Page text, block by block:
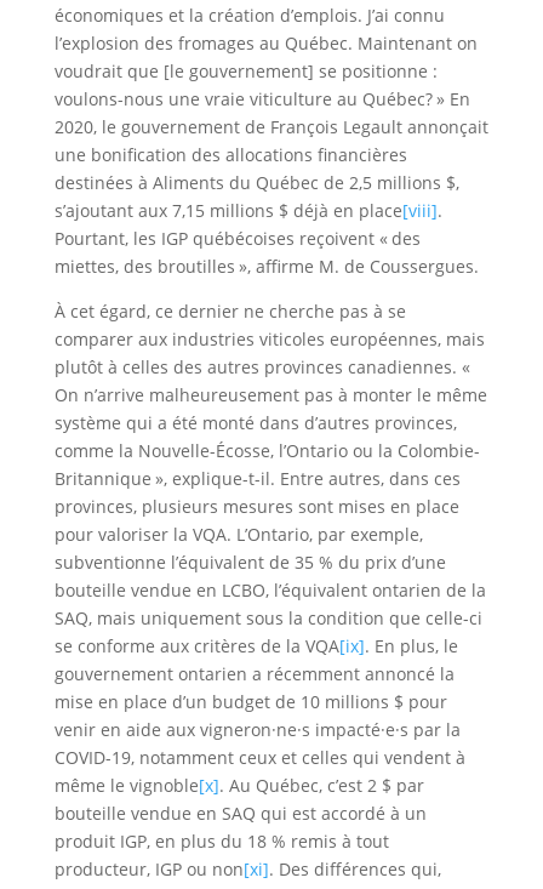
économiques et la création d’emplois. J’ai connu
l’explosion des fromages au Québec. Maintenant on
voudrait que [le gouvernement] se positionne :
voulons-nous une vraie viticulture au Québec? » En
2020, le gouvernement de François Legault annonçait
une bonification des allocations financières
destinées à Aliments du Québec de 2,5 millions $,
s’ajoutant aux 7,15 millions $ déjà en place[viii].
Pourtant, les IGP québécoises reçoivent « des
miettes, des broutilles », affirme M. de Coussergues.
À cet égard, ce dernier ne cherche pas à se
comparer aux industries viticoles européennes, mais
plutôt à celles des autres provinces canadiennes. «
On n’arrive malheureusement pas à monter le même
système qui a été monté dans d’autres provinces,
comme la Nouvelle-Écosse, l’Ontario ou la Colombie-
Britannique », explique-t-il. Entre autres, dans ces
provinces, plusieurs mesures sont mises en place
pour valoriser la VQA. L’Ontario, par exemple,
subventionne l’équivalent de 35 % du prix d’une
bouteille vendue en LCBO, l’équivalent ontarien de la
SAQ, mais uniquement sous la condition que celle-ci
se conforme aux critères de la VQA[ix]. En plus, le
gouvernement ontarien a récemment annoncé la
mise en place d’un budget de 10 millions $ pour
venir en aide aux vigneron·ne·s impacté·e·s par la
COVID-19, notamment ceux et celles qui vendent à
même le vignoble[x]. Au Québec, c’est 2 $ par
bouteille vendue en SAQ qui est accordé à un
produit IGP, en plus du 18 % remis à tout
producteur, IGP ou non[xi]. Des différences qui,